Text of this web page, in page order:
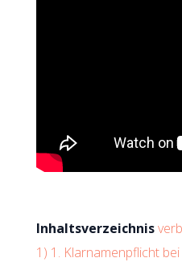
Inhaltsverzeichnis
1) 1. Klarnamenpflicht bei